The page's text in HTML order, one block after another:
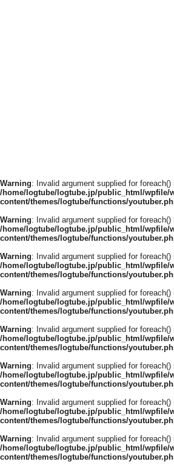
Warning: Invalid argument supplied for foreach()
/home/logtube/logtube.jp/public_html/wpfile/
content/themes/logtube/functions/
Warning: Invalid argument supplied for foreach()
/home/logtube/logtube.jp/public_html/wpfile/
content/themes/logtube/functions/
Warning: Invalid argument supplied for foreach()
/home/logtube/logtube.jp/public_html/wpfile/
content/themes/logtube/functions/
Warning: Invalid argument supplied for foreach()
/home/logtube/logtube.jp/public_html/wpfile/
content/themes/logtube/functions/
Warning: Invalid argument supplied for foreach()
/home/logtube/logtube.jp/public_html/wpfile/
content/themes/logtube/functions/
Warning: Invalid argument supplied for foreach()
/home/logtube/logtube.jp/public_html/wpfile/
content/themes/logtube/functions/
Warning: Invalid argument supplied for foreach()
/home/logtube/logtube.jp/public_html/wpfile/
content/themes/logtube/functions/
Warning: Invalid argument supplied for foreach()
/home/logtube/logtube.jp/public_html/wpfile/
content/themes/logtube/functions/